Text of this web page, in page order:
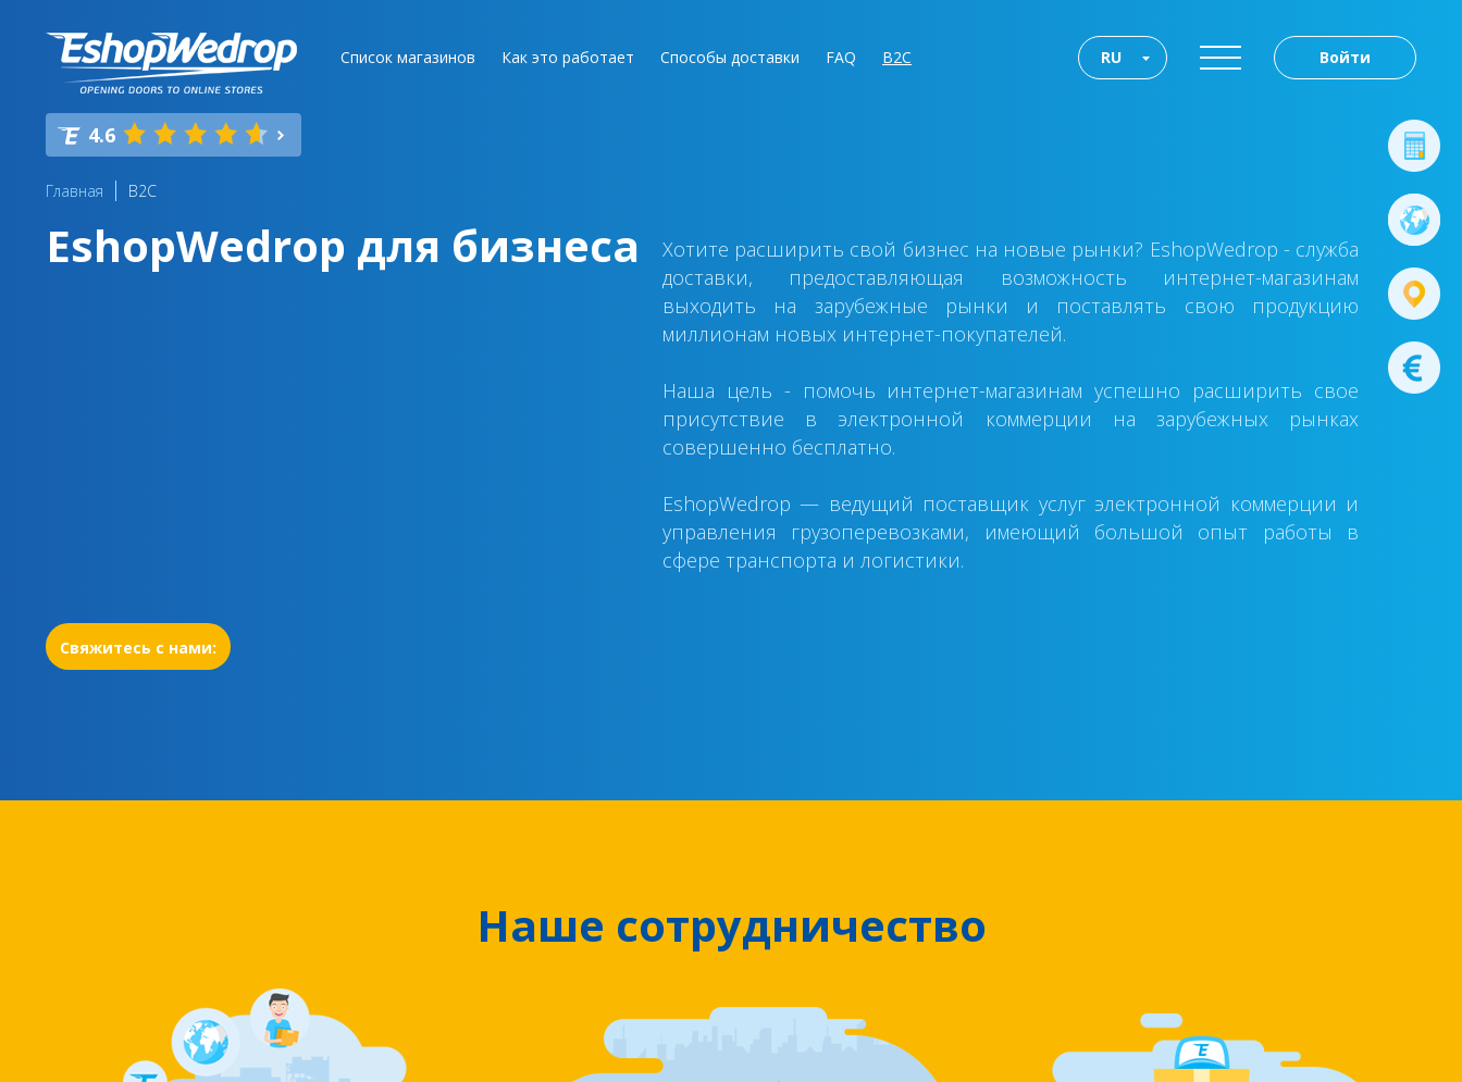
Список магазинов Как это работает Способы доставки FAQ B2C Войти
RU
4.6
Главная B2C
EshopWedrop для бизнеса
Хотите расширить свой бизнес на новые рынки? EshopWedrop - служба
доставки, предоставляющая возможность интернет-магазинам
выходить на зарубежные рынки и поставлять свою продукцию
миллионам новых интернет-покупателей.
Наша цель - помочь интернет-магазинам успешно расширить свое
присутствие в электронной коммерции на зарубежных рынках
совершенно бесплатно.
EshopWedrop — ведущий поставщик услуг электронной коммерции и
управления грузоперевозками, имеющий большой опыт работы в
сфере транспорта и логистики.
Свяжитесь с нами:
Наше сотрудничество